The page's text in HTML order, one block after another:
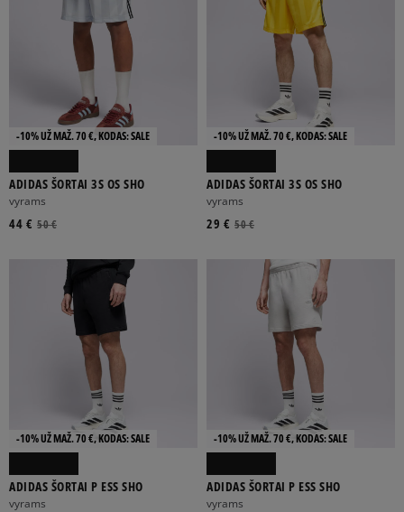
-10% UŽ MAŽ. 70 €, KODAS: SALE
ADIDAS ŠORTAI 3S OS SHO
vyrams
50 €
44 €
-10% UŽ MAŽ. 70 €, KODAS: SALE
ADIDAS ŠORTAI 3S OS SHO
vyrams
50 €
29 €
-10% UŽ MAŽ. 70 €, KODAS: SALE
ADIDAS ŠORTAI P ESS SHO
vyrams
-10% UŽ MAŽ. 70 €, KODAS: SALE
ADIDAS ŠORTAI P ESS SHO
vyrams